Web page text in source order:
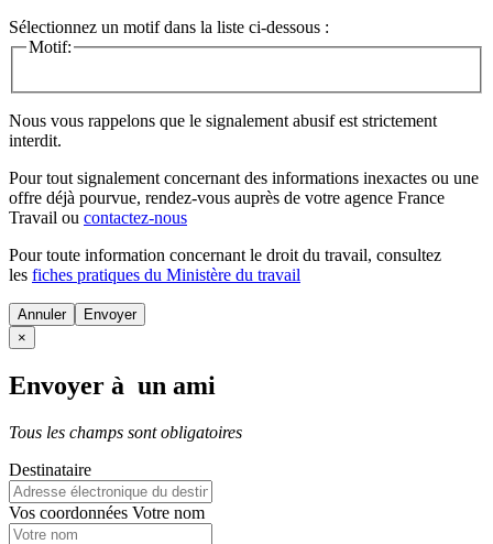
Sélectionnez un motif dans la liste ci-dessous :
Motif:
Nous vous rappelons que le signalement abusif est strictement
interdit.
Pour tout signalement concernant des informations inexactes ou une
offre déjà pourvue, rendez-vous auprès de votre agence France
Travail ou contactez-nous
Pour toute information concernant le droit du travail, consultez
les fiches pratiques du Ministère du travail
Annuler
×
Envoyer à un ami
Tous les champs sont obligatoires
Destinataire
Vos coordonnées Votre nom